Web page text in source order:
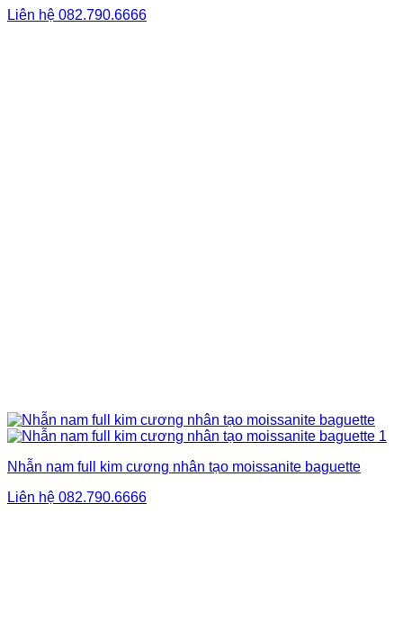
Liên hệ 082.790.6666
Nhẫn nam full kim cương nhân tạo moissanite baguette
Liên hệ 082.790.6666